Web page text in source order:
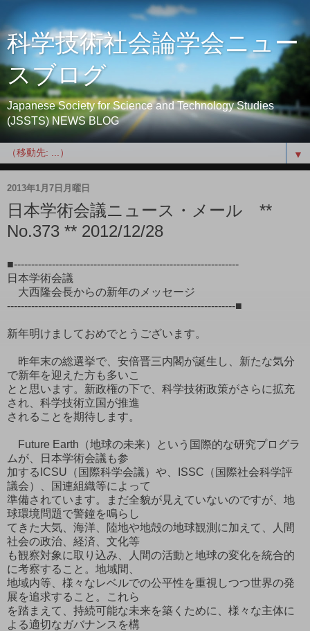
科学技術社会論学会ニュー
スブログ
Japanese Society for Science and Technology Studies
(JSSTS) NEWS BLOG
▼
2013年1月7日月曜日
日本学術会議ニュース・メール **
No.373 ** 2012/12/28
■-----------------------------------------------------------------
日本学術会議
大西隆会長からの新年のメッセージ
------------------------------------------------------------------■
新年明けましておめでとうございます。
昨年末の総選挙で、安倍晋三内閣が誕生し、新たな気分
で新年を迎えた方も多いこ
とと思います。新政権の下で、科学技術政策がさらに拡充
され、科学技術立国が推進
されることを期待します。
Future Earth（地球の未来）という国際的な研究プログラ
ムが、日本学術会議も参
加するICSU（国際科学会議）や、ISSC（国際社会科学評
議会）、国連組織等によって
準備されています。まだ全貌が見えていないのですが、地
球環境問題で警鐘を鳴らし
てきた大気、海洋、陸地や地殻の地球観測に加えて、人間
社会の政治、経済、文化等
も観察対象に取り込み、人間の活動と地球の変化を統合的
に考察すること。地域間、
地域内等、様々なレベルでの公平性を重視しつつ世界の発
展を追求すること。これら
を踏まえて、持続可能な未来を築くために、様々な主体に
よる適切なガバナンスを構